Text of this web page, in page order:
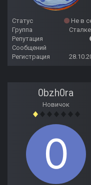
Статус
Не в
Группа
Репутация
Сообщений
Регистрация
0bzh0ra
Новичок